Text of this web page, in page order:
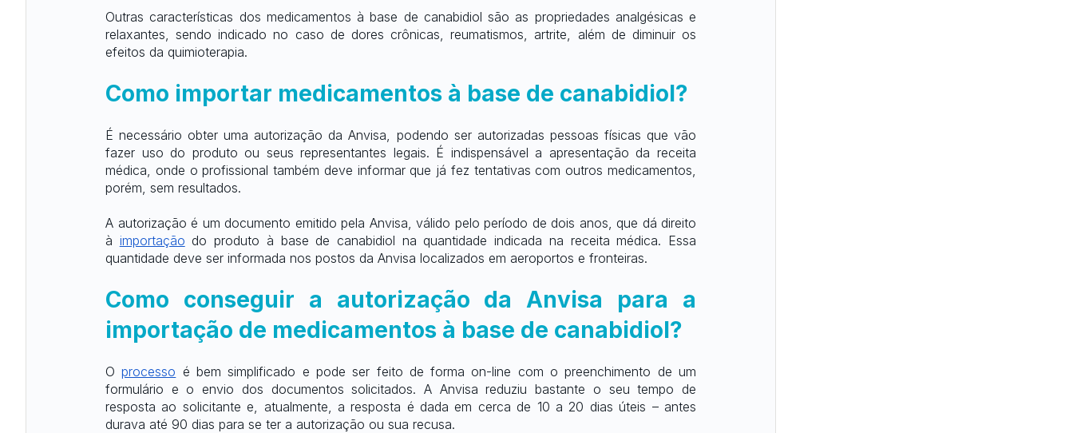
Outras características dos medicamentos à base de canabidiol são as propriedades analgésicas e
relaxantes, sendo indicado no caso de dores crônicas, reumatismos, artrite, além de diminuir os
efeitos da quimioterapia.
Como importar medicamentos à base de canabidiol?
É necessário obter uma autorização da Anvisa, podendo ser autorizadas pessoas físicas que vão
fazer uso do produto ou seus representantes legais. É indispensável a apresentação da receita
médica, onde o profissional também deve informar que já fez tentativas com outros medicamentos,
porém, sem resultados.
A autorização é um documento emitido pela Anvisa, válido pelo período de dois anos, que dá direito
à importação do produto à base de canabidiol na quantidade indicada na receita médica. Essa
quantidade deve ser informada nos postos da Anvisa localizados em aeroportos e fronteiras.
Como conseguir a autorização da Anvisa para a
importação de medicamentos à base de canabidiol?
O processo é bem simplificado e pode ser feito de forma on-line com o preenchimento de um
formulário e o envio dos documentos solicitados. A Anvisa reduziu bastante o seu tempo de
resposta ao solicitante e, atualmente, a resposta é dada em cerca de 10 a 20 dias úteis – antes
durava até 90 dias para se ter a autorização ou sua recusa.